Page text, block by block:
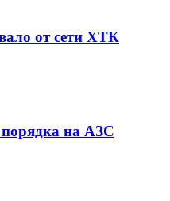
от сети ХТК
на АЗС